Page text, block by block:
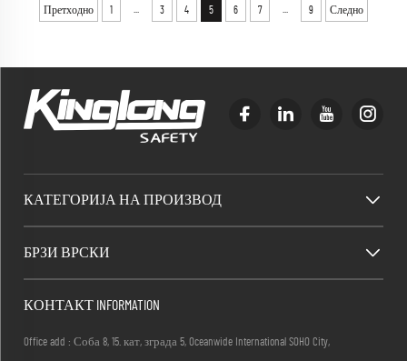
Претходно 1 3 4 5 6 7 9 Следно
КАТЕГОРИЈА НА ПРОИЗВОД
БРЗИ ВРСКИ
КОНТАКТ INFORMATION
Office add : Соба 8, 15. кат, зграда 5, Oceanwide International SOHO City,